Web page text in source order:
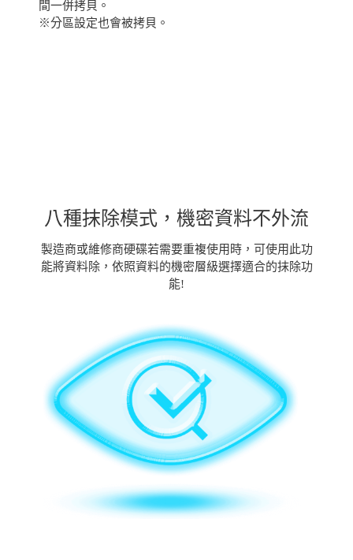
間一併拷貝。
※分區設定也會被拷貝。
八種抹除模式，機密資料不外流
製造商或維修商硬碟若需要重複使用時，可使用此功
能將資料除，依照資料的機密層級選擇適合的抹除功
能!